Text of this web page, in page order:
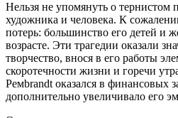
Нельзя не упомянуть о тернистом
художника и человека. К
потерь: большинство его детей и
возрасте. Эти трагедии оказали
творчество, внося в его работы
скоротечности жизни и горечи
Ремbrandt оказался в финансовых
дополнительно увеличивало его